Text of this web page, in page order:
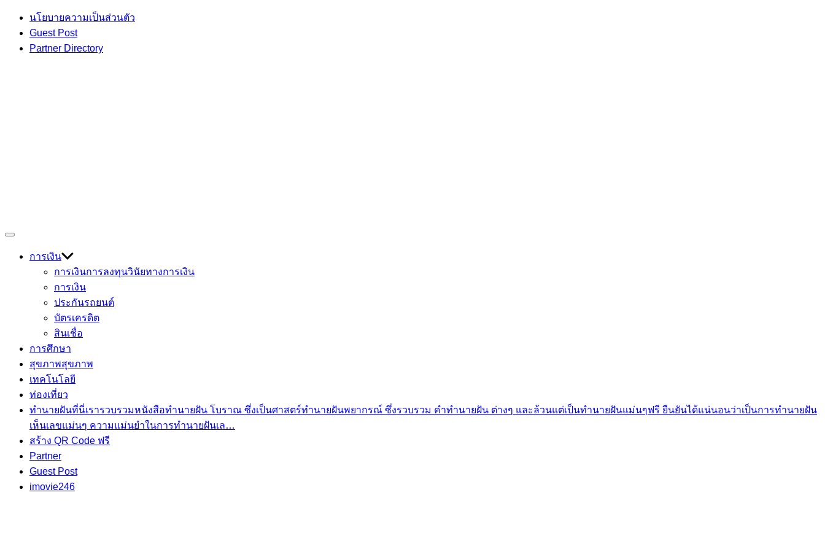
Skip
content
นโยบายความเป็นส่วนตัว
Guest Post
Partner Directory
Devmage
เกร็ดความรู้ เรื่องราวที่น่าสนใจ
Off
การเงิน
การเงินการลงทุนวินัยทางการเงิน
การเงิน
ประกันรถยนต์
บัตรเครดิต
สินเชื่อ
การศึกษา
สุขภาพสุขภาพ
เทคโนโลยี
ท่องเที่ยว
ทำนายฝันที่นี่เรารวบรวมหนังสือทำนายฝัน โบราณ ซึ่งเป็นศาสตร์ทำนายฝันพยากรณ์ ซึ่งรวบรวม คำทํานายฝัน ต่างๆ และล้วนแต่เป็นทํานายฝันแม่นๆฟรี ยืนยันได้แน่นอนว่าเป็นการทำนายฝัน
เห็นเลขแม่นๆ ความแม่นยำในการทํานายฝันเล…
สร้าง QR Code ฟรี
Partner
Guest Post
imovie246